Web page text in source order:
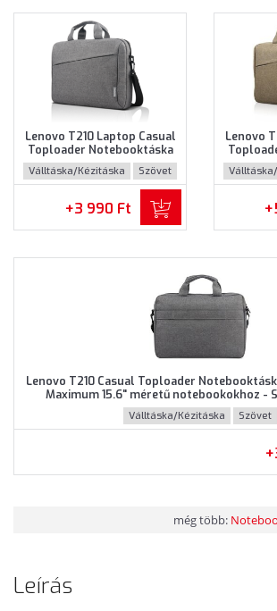
Lenovo T210 Laptop Casual
Toploader Notebooktáska
(GX40Q17231) - Maximum
15.6" méretű notebookokhoz
- Szürke színben
Válltáska/Kézitáska Szövet
+3 990 Ft
Lenovo
15.6"
-
Lenovo T210 Casual Toploader
Maximum 15.6" méretű notebookokhoz -
Válltáska/Kézitáska Szövet
még több:
Leírás